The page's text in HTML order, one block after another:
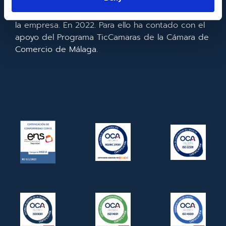
mejora de la competitividad y productividad de
la empresa. En 2022. Para ello ha contado con el
apoyo del Programa TicCamaras de la Cámara de
Comercio de Málaga.